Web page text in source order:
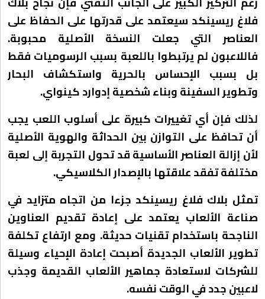
فلاغ ريسينكد سيعتمد على قدرتها على الحفاظ على
العناصر التي جعلت النسخة الأصلية محبوبة.
فاللاعبون لم يرتبطوا باللعبة بسبب الرسوميات فقط
بل بسبب الإحساس بالحرية واستكشاف البحار
وتطوير السفينة وبناء شخصية إدوارد كينواي.
لذلك فإن أي تغييرات كبيرة على أسلوب اللعب يجب
أن تحافظ على التوازن بين الحداثة والهوية الأصلية
لأن إزالة العناصر الأساسية قد تحول التجربة إلى لعبة
مختلفة تفقد علاقتها بالإصدار الكلاسيكي.
تمثل بلاك فلاغ ريسينكد جزءا من اتجاه متزايد في
صناعة الألعاب يعتمد على إعادة تقديم العناوين
الناجحة باستخدام تقنيات حديثة. ومع ارتفاع تكلفة
تطوير الألعاب الجديدة أصبحت إعادة الإحياء وسيلة
للشركات لاستعادة جماهير الألعاب القديمة وجذب
لاعبين جدد في الوقت نفسه.